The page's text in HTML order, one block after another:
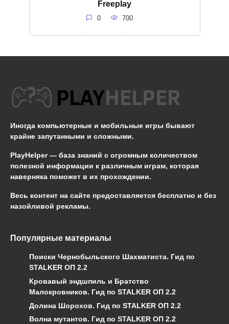
Freeplay
0 700
Иногда компьютерные и мобильные игры бывают
крайне запутанными и сложными.
PlayHelper — база знаний с огромным количеством
полезной информации к различным играм, которая
наверняка поможет в их прохождении.
Весь контент на сайте предоставляется бесплатно и без
назойливой рекламы.
Популярные материалы
Поиски Чернобыльского Шахматиста. Гид по
STALKER ОП 2.2
Кровавый эндшпиль и Братство
Малокровников. Гид по STALKER ОП 2.2
Долина Шорохов. Гид по STALKER ОП 2.2
Волна мутантов. Гид по STALKER ОП 2.2